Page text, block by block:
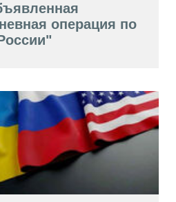
операция по